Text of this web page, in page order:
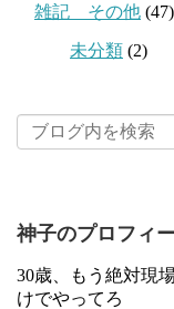
雑記 その他 (47)
未分類 (2)
神子のプロフィ
30歳、もう絶対現
けでやってろ